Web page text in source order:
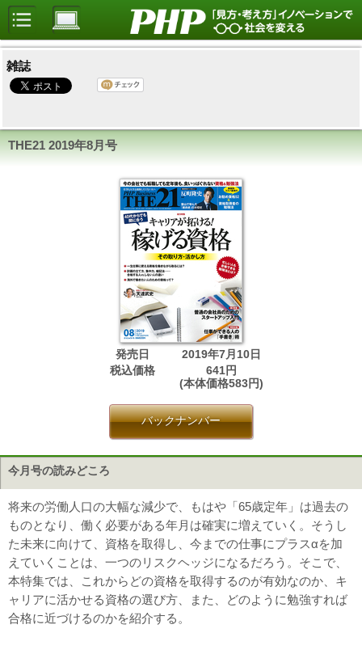
雑誌
THE21 2019年8月号
発売日
2019年7月10日
税込価格
641円
(本体価格583円)
バックナンバー
今月号の読みどころ
将来の労働人口の大幅な減少で、もはや「65歳定年」は過去の
ものとなり、働く必要がある年月は確実に増えていく。そうし
た未来に向けて、資格を取得し、今までの仕事にプラスαを加
えていくことは、一つのリスクヘッジになるだろう。そこで、
本特集では、これからどの資格を取得するのが有効なのか、キ
ャリアに活かせる資格の選び方、また、どのように勉強すれば
合格に近づけるのかを紹介する。